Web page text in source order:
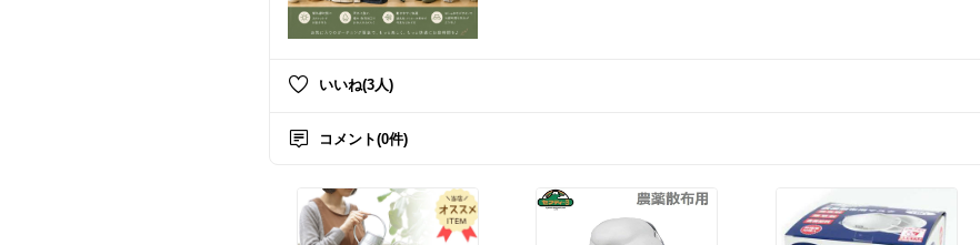
いいね(3人)
コメント(0件)